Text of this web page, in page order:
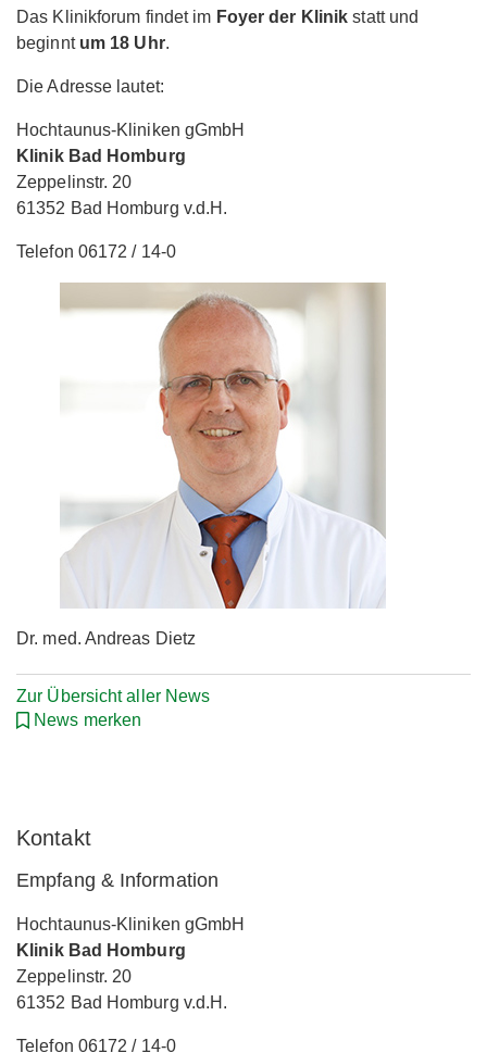
Das Klinikforum findet im Foyer der Klinikstatt und
beginnt um 18 Uhr.
Die Adresse lautet:
Hochtaunus-Kliniken gGmbH
Klinik Bad Homburg
Zeppelinstr. 20
61352 Bad Homburg v.d.H.
Telefon 06172 / 14-0
Dr. med. Andreas Dietz
Zur Übersicht aller News
News merken
Kontakt
Empfang & Information
Hochtaunus-Kliniken gGmbH
Klinik Bad Homburg
Zeppelinstr. 20
61352 Bad Homburg v.d.H.
Telefon 06172 / 14-0